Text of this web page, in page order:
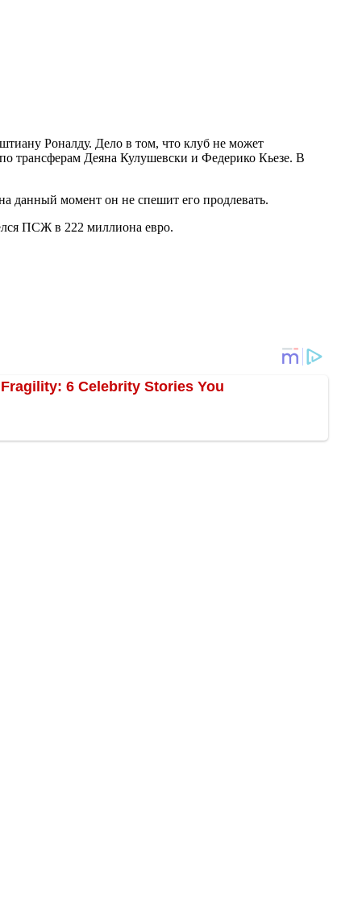
Роналду. Дело в том, что клуб не может
трансферам Деяна Кулушевски и Федерико Кьезе. В
данный момент он не спешит его продлевать.
ПСЖ в 222 миллиона евро.